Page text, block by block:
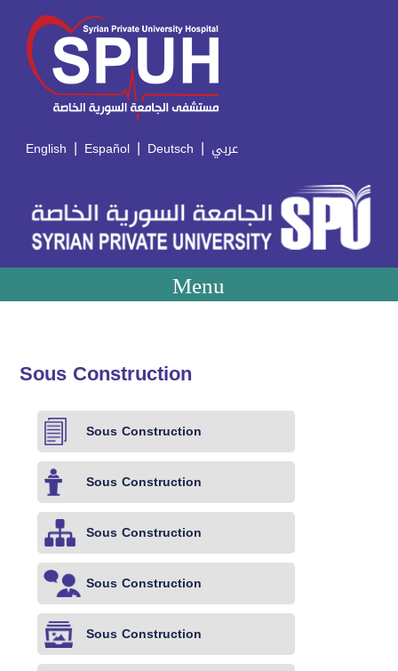
English | Español | Deutsch | عربي
Menu
Sous Construction
Sous Construction
Sous Construction
Sous Construction
Sous Construction
Sous Construction